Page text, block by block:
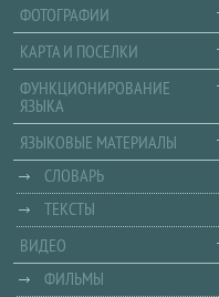
ФОТОГРАФИИ
КАРТА И ПОСЕЛКИ
ФУНКЦИОНИРОВАНИЕ
ЯЗЫКА
ЯЗЫКОВЫЕ МАТЕРИАЛЫ
СЛОВАРЬ
ТЕКСТЫ
ВИДЕО
ФИЛЬМЫ